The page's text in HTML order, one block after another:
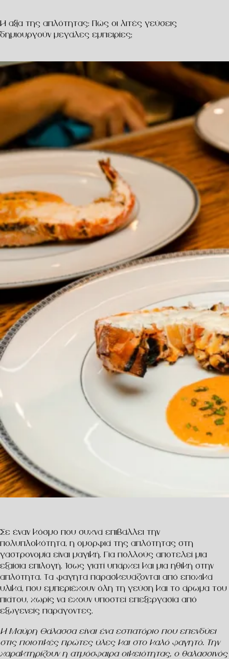
Η αξία της απλότητας: Πώς οι λιτές γεύσεις
δημιουργούν μεγάλες εμπειρίες;
Σε έναν κόσμο που συχνά επιβάλλει την
πολυπλοκότητα, η ομορφιά της απλότητας στη
γαστρονομία είναι μαγική. Για πολλούς αποτελεί μια
εξαίσια επιλογή. Ίσως γιατί υπάρχει και μια ηθική στην
απλότητα. Τα φαγητά παρασκευάζονται από εποχικά
υλικά, που εμπεριέχουν όλη τη γεύση και το άρωμα του
πιάτου, χωρίς να έχουν υποστεί επεξεργασία από
εξωγενείς παράγοντες.
Η Μαύρη Θάλασσαείναι ένα εστιατόριο που επενδύει
στις ποιοτικές πρώτες ύλες και στο καλό φαγητό. Την
χαρακτηρίζουν η ατμόσφαιρα οικειότητας, ο θαλασσινός